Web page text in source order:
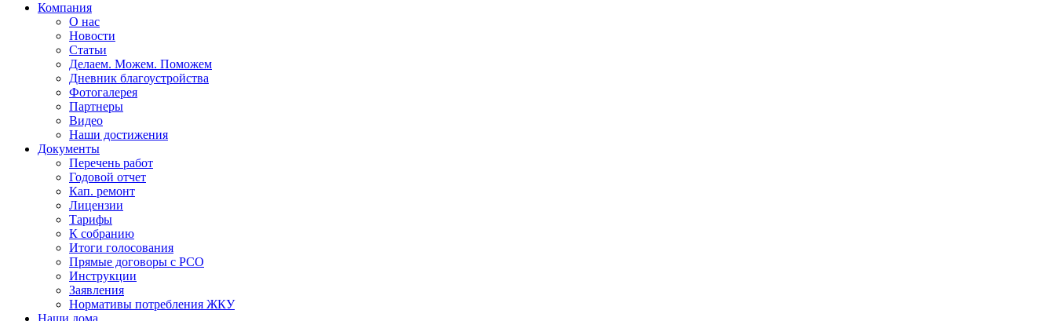
Компания
О нас
Новости
Статьи
Делаем. Можем. Поможем
Дневник благоустройства
Фотогалерея
Партнеры
Видео
Наши достижения
Документы
Перечень работ
Годовой отчет
Кап. ремонт
Лицензии
Тарифы
К собранию
Итоги голосования
Прямые договоры с РСО
Инструкции
Заявления
Нормативы потребления ЖКУ
Наши дома